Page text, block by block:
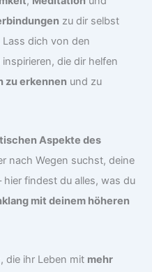
zu dir selbst
dich von den
inspirieren, die dir helfen
zu erkennen und zu
Aspekte des
nach Wegen suchst, deine
hier findest du alles, was du
mit deinem höheren
die ihr Leben mit mehr